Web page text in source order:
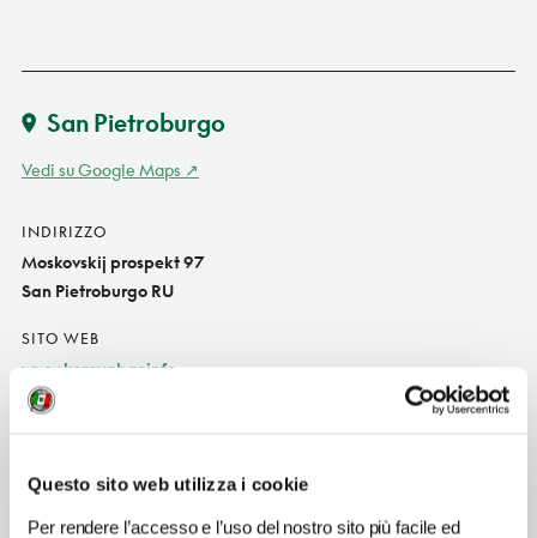
Questo sito web utilizza i cookie
Per rendere l’accesso e l’uso del nostro sito più facile ed
San Pietroburgo
Vedi su Google Maps
INDIRIZZO
Moskovskij prospekt 97
San Pietroburgo RU
SITO WEB
www.korovabar.info
TELEFONO
TIPO DI CUCINA
internazional